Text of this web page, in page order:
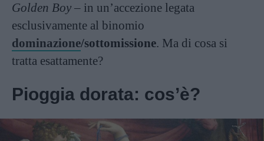
Golden Boy – in un’accezione legata
esclusivamente al binomio
dominazione/sottomissione. Ma di cosa si
tratta esattamente?
Pioggia dorata: cos’è?